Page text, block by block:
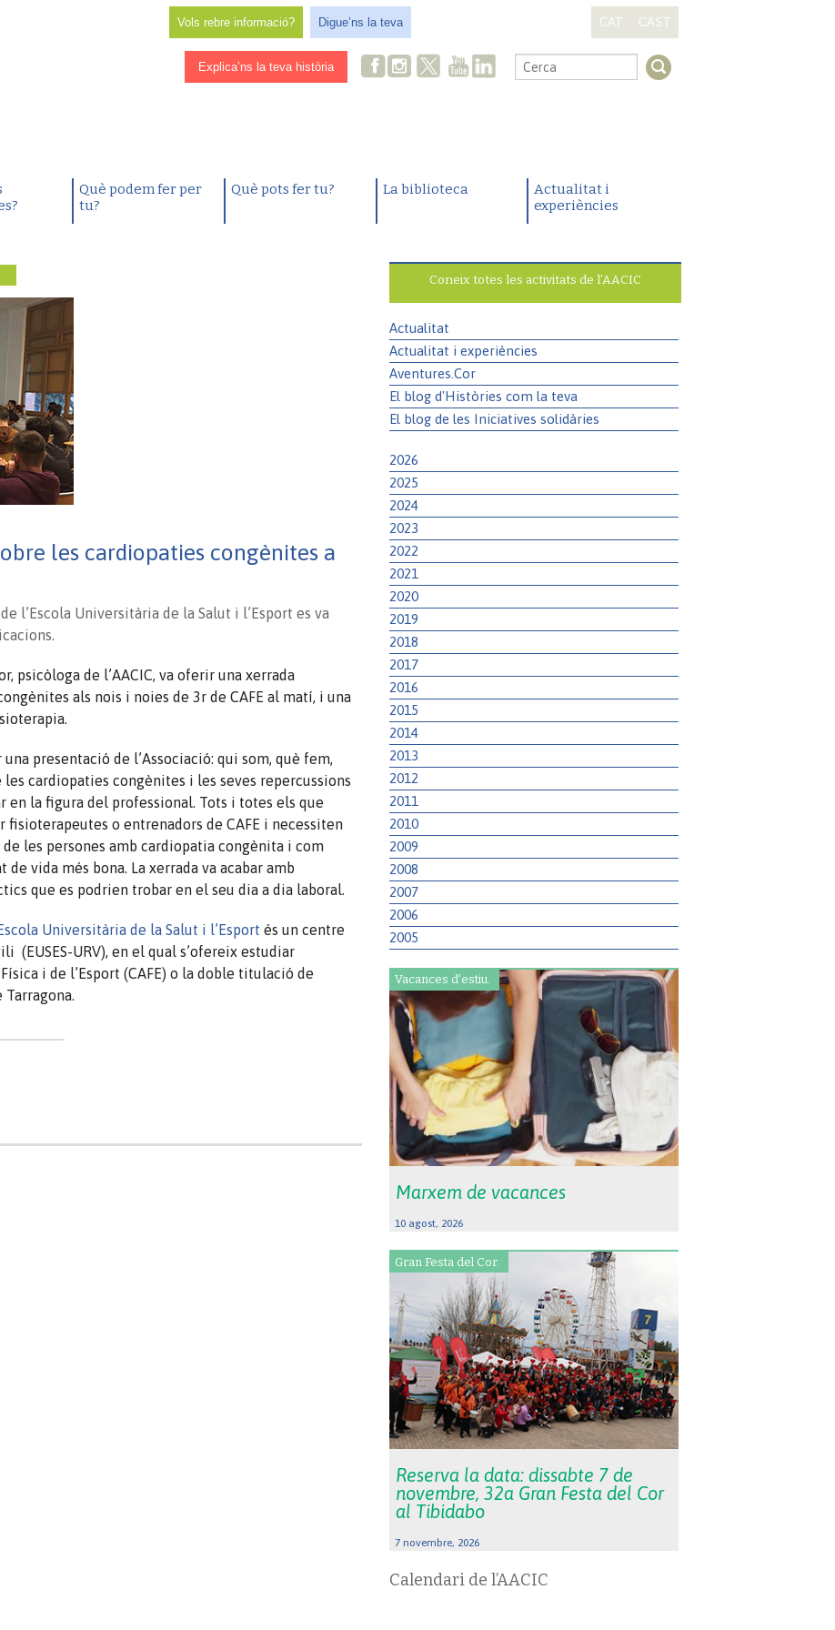
Vols rebre informació? Digue’ns la teva CAT CAST
Explica’ns la teva història .
Què podem fer per
tu?
Què pots fer tu? La biblioteca
Actualitat i
experiències
les cardiopaties congènites a
l’Escola Universitària de la Salut i l’Esport es va
psicòloga de l’AACIC, va oferir una xerrada
als nois i noies de 3r de CAFE al matí, i una
presentació de l’Associació: qui som, què fem,
cardiopaties congènites i les seves repercussions
en la figura del professional. Tots i totes els que
fisioterapeutes o entrenadors de CAFE i necessiten
les persones amb cardiopatia congènita i com
vida més bona. La xerrada va acabar amb
que es podrien trobar en el seu dia a dia laboral.
Universitària de la Salut i l’Esport és un centre
(EUSES-URV), en el qual s’ofereix estudiar
i de l’Esport (CAFE) o la doble titulació de
Coneix totes les activitats de l’AACIC
Actualitat
Actualitat i experiències
Aventures.Cor
El blog d'Històries com la teva
El blog de les Iniciatives solidàries
2026
2025
2024
2023
2022
2021
2020
2019
2018
2017
2016
2015
2014
2013
2012
2011
2010
2009
2008
2007
2006
2005
Vacances d'estiu.
Marxem de vacances
10 agost, 2026
Gran Festa del Cor.
Reserva la data: dissabte 7 de
novembre, 32a Gran Festa del Cor
al Tibidabo
7 novembre, 2026
Calendari de l’AACIC